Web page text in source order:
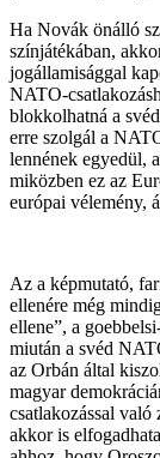
Ha Novák önálló
színjátékában,
jogállamisággal
NATO-
blokkolhatná a
erre szolgál a
lennének egyedül,
miközben ez az
európai vélemény,
Az a képmutató,
ellenére még
ellene”, a
miután a svéd
az Orbán által
magyar
csatlakozással való
akkor is